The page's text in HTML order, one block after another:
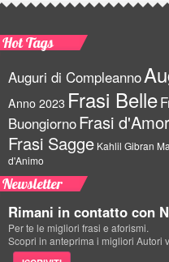
Hot Tags
Auguri di Compleanno
Anno 2023 Frasi Belle
BuongiornoFrasi
Frasi Sagge Kahlil Gibran
d'Animo
Newsletter
Rimani in contatto con
Per te le migliori frasi e aforismi.
Scopri in anteprima i migliori Autori